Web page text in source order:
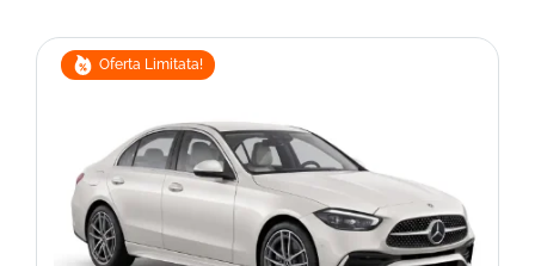
Oferta Limitata!